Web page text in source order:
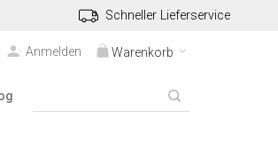
Schneller Lieferservice
Warenkorb
Anmelden